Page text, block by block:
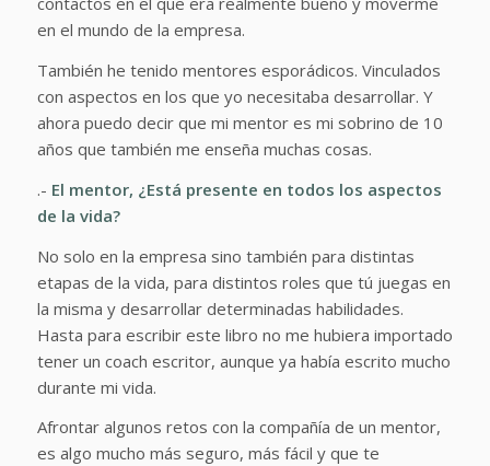
en el mundo de la empresa.
También he tenido mentores esporádicos. Vinculados
con aspectos en los que yo necesitaba desarrollar. Y
ahora puedo decir que mi mentor es mi sobrino de 10
años que también me enseña muchas cosas.
.- El mentor, ¿Está presente en todos los aspectos
de la vida?
No solo en la empresa sino también para distintas
etapas de la vida, para distintos roles que tú juegas en
la misma y desarrollar determinadas habilidades.
Hasta para escribir este libro no me hubiera importado
tener un coach escritor, aunque ya había escrito mucho
durante mi vida.
Afrontar algunos retos con la compañía de un mentor,
es algo mucho más seguro, más fácil y que te